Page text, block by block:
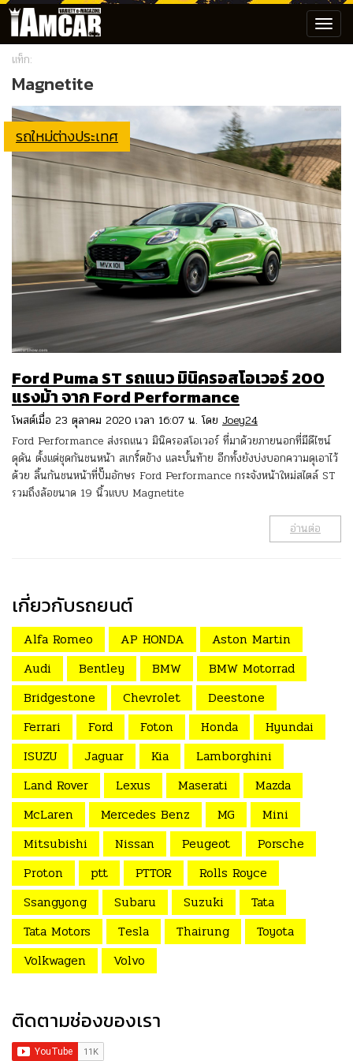
แท็ก:
Magnetite
รถใหม่ต่างประเทศ
Ford Puma ST รถแนว มินิครอสโอเวอร์ 200
แรงม้า จาก Ford Performance
โพสต์เมื่อ 23 ตุลาคม 2020 เวลา 16:07 น. โดย Joey24
Ford Performance ส่งรถแนว มินิครอสโอเวอร์ ที่มาด้วยภายนอกที่มีดีไซน์
ดุดัน ตั้งแต่ชุดกันชนหน้า สเกริ์ตข้าง และบั้นท้าย อีกทั้งยังบ่งบอกความดุเอาไว้
ด้วย ลิ้นกันชนหน้าที่ปั๊มอักษร Ford Performance กระจังหน้าใหม่สไตล์ ST
รวมถึงล้อขนาด 19 นิ้วแบบ Magnetite
อ่านต่อ
เกี่ยวกับรถยนต์
Alfa Romeo AP HONDA
Aston Martin
Audi
Bentley BMW
BMW Motorrad
Bridgestone
Chevrolet
Deestone
Ferrari
Ford Foton Honda
Hyundai
ISUZU
Jaguar Kia
Lamborghini
Land Rover
Lexus Maserati
Mazda
McLaren
Mercedes Benz MG
Mini
Mitsubishi
Nissan Peugeot
Porsche
Proton
ptt PTTOR
Rolls Royce
Ssangyong
Subaru Suzuki
Tata
Tata Motors
Tesla Thairung
Toyota
Volkwagen
Volvo
ติดตามช่องของเรา